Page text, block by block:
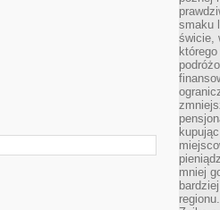
smaku
świcie,
mniej